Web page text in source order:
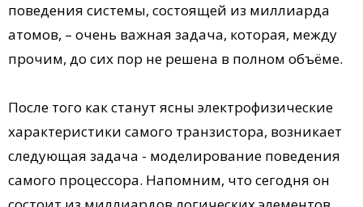
поведения системы, состоящей из миллиарда
атомов, – очень важная задача, которая, между
прочим, до сих пор не решена в полном объёме.
После того как станут ясны электрофизические
характеристики самого транзистора, возникает
следующая задача - моделирование поведения
самого процессора. Напомним, что сегодня он